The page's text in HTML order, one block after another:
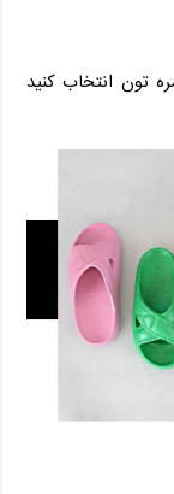
‌تون انتخاب کنید